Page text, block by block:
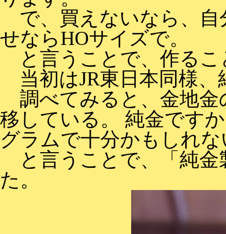
で、買えないなら、自
せならHOサイズで。
と言うことで、作るこ
当初はJR東日本同様、
調べてみると、金地金
移している。 純金です
グラムで十分かもしれ
と言うことで、「純金
た。